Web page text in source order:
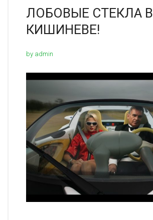
ЛОБОВЫЕ СТЕКЛА В
КИШИНЕВЕ!
by admin